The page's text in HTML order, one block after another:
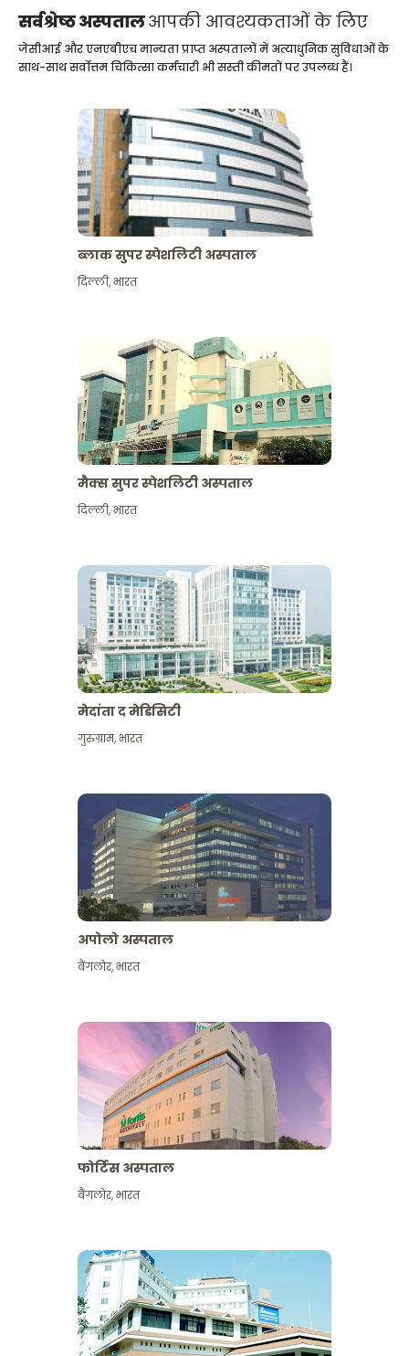
सर्वश्रेष्ठ अस्पतालआपकी आवश्यकताओं के लिए
जेसीआई और एनएबीएच मान्यता प्राप्त अस्पतालों में अत्याधुनिक सुविधाओं के
साथ-साथ सर्वोत्तम चिकित्सा कर्मचारी भी सस्ती कीमतों पर उपलब्ध हैं।
ब्लाक सुपर स्पेशलिटी अस्पताल
दिल्ली,भारत
मैक्स सुपर स्पेशलिटी अस्पताल
दिल्ली,भारत
मेदांता द मेडिसिटी
गुरुग्राम,भारत
अपोलो अस्पताल
बैंगलोर,भारत
फोर्टिस अस्पताल
बैंगलोर,भारत